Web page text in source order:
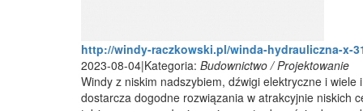
http://windy-raczkowski.pl/winda-hydrauliczna-x-
2023-08-04|Kategoria: Budownictwo / Projektowanie
Windy z niskim nadszybiem, dźwigi elektryczne i
dostarcza dogodne rozwiązania w atrakcyjnie niskich